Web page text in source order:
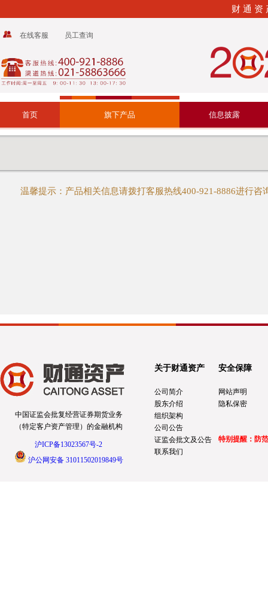
财 通 资
在线客服 员工查询
首页 旗下产品 信息披露
温馨提示：产品相关信息请拨打客服热线400-921-8886进行咨
中国证监会批复经营证券期货业务
（特定客户资产管理）的金融机构
沪ICP备13023567号-2
沪公网安备 31011502019849号
关于财通资产 安全保障
特别提醒：防
公司简介
股东介绍
组织架构
公司公告
证监会批文及公告
联系我们
网站声明
隐私保密